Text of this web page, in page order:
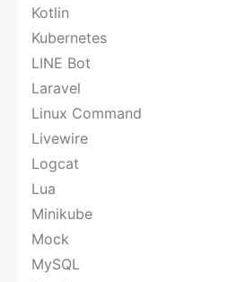
Kotlin
Kubernetes
LINE Bot
Laravel
Linux Command
Livewire
Logcat
Lua
Minikube
Mock
MySQL